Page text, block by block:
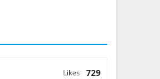
729
Likes